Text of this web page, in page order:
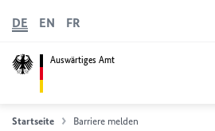
Auswärtiges Amt
DE EN FR
Startseite Barriere melden